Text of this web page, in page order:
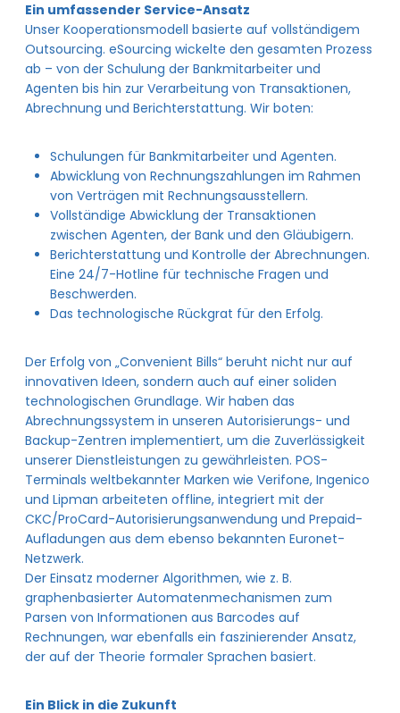
Ein umfassender Service-Ansatz
Unser Kooperationsmodell basierte auf vollständigem
Outsourcing. eSourcing wickelte den gesamten Prozess
ab – von der Schulung der Bankmitarbeiter und
Agenten bis hin zur Verarbeitung von Transaktionen,
Abrechnung und Berichterstattung. Wir boten:
Schulungen für Bankmitarbeiter und Agenten.
Abwicklung von Rechnungszahlungen im Rahmen
von Verträgen mit Rechnungsausstellern.
Vollständige Abwicklung der Transaktionen
zwischen Agenten, der Bank und den Gläubigern.
Berichterstattung und Kontrolle der Abrechnungen.
Eine 24/7-Hotline für technische Fragen und
Beschwerden.
Das technologische Rückgrat für den Erfolg.
Der Erfolg von „Convenient Bills“ beruht nicht nur auf
innovativen Ideen, sondern auch auf einer soliden
technologischen Grundlage. Wir haben das
Abrechnungssystem in unseren Autorisierungs- und
Backup-Zentren implementiert, um die Zuverlässigkeit
unserer Dienstleistungen zu gewährleisten. POS-
Terminals weltbekannter Marken wie Verifone, Ingenico
und Lipman arbeiteten offline, integriert mit der
CKC/ProCard-Autorisierungsanwendung und Prepaid-
Aufladungen aus dem ebenso bekannten Euronet-
Netzwerk.
Der Einsatz moderner Algorithmen, wie z. B.
graphenbasierter Automatenmechanismen zum
Parsen von Informationen aus Barcodes auf
Rechnungen, war ebenfalls ein faszinierender Ansatz,
der auf der Theorie formaler Sprachen basiert.
Ein Blick in die Zukunft